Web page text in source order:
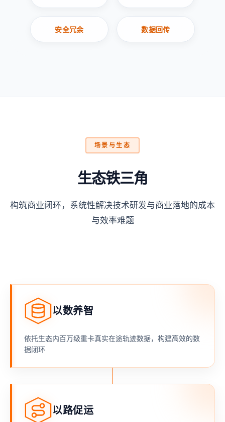
安全冗余 数据回传
场景与生态
生态铁三角
构筑商业闭环，系统性解决技术研发与商业落地的成本
与效率难题
以数养智
依托生态内百万级重卡真实在途轨迹数据，构建高效的数
据闭环
以路促运